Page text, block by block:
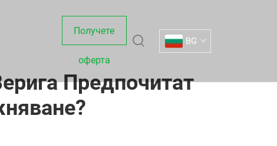
Получете
оферта
BG
Предпочитат